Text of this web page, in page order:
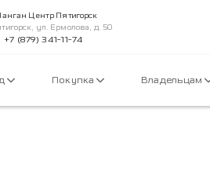
Центр Пятигорск
ул. Ермолова, д. 50
+7 (879) 341-11-74
Покупка Владельцам